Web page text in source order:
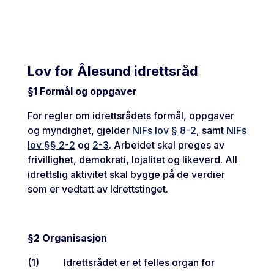
Lov for Ålesund idrettsråd
§1 Formål og oppgaver
For regler om idrettsrådets formål, oppgaver
og myndighet, gjelder NIFs lov § 8-2, samt NIFs
lov §§ 2-2 og 2-3. Arbeidet skal preges av
frivillighet, demokrati, lojalitet og likeverd. All
idrettslig aktivitet skal bygge på de verdier
som er vedtatt av Idrettstinget.
§2 Organisasjon
(1) Idrettsrådet er et felles organ for